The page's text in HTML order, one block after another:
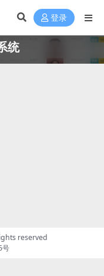
登录
统
reserved
号